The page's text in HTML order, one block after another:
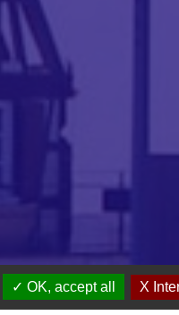
✓ OK, accept all X